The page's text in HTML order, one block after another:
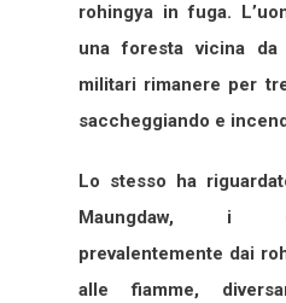
rohingya in fuga.
una foresta vicina
militari rimanere per
saccheggiando e
Lo stesso ha
Maungdaw, i
prevalentemente dai
alle fiamme,